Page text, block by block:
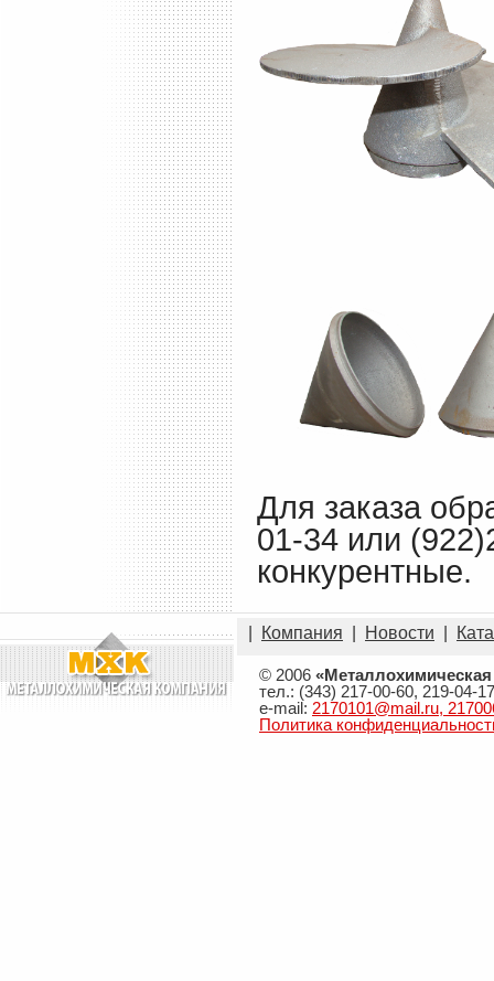
Для заказа
01-34 или
конкурентные.
Компания Новости
© 2006
тел.: (343) 217-00-60, 219-04-
e-mail: 2170101@mail.ru,
Политика